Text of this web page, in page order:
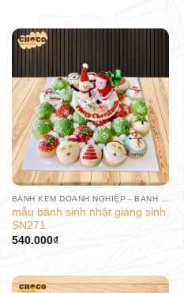
mẫu bánh sinh nhật giáng sinh
SN271
540.000₫